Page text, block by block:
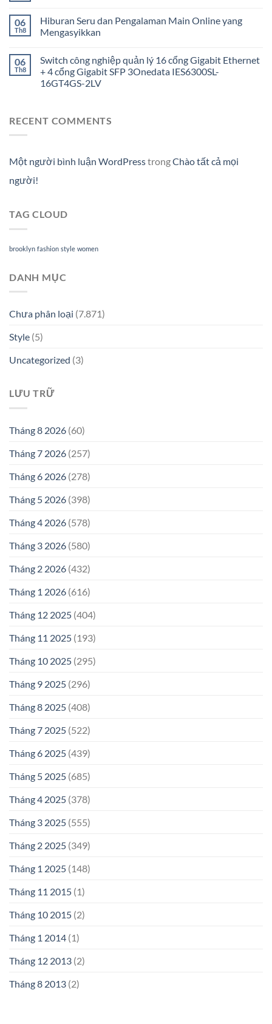
06
Th8
Hiburan Seru dan Pengalaman Main Online yang
Mengasyikkan
06
Th8
Switch công nghiệp quản lý 16 cổng Gigabit Ethernet
+ 4 cổng Gigabit SFP 3Onedata IES6300SL-
16GT4GS-2LV
RECENT COMMENTS
Một người bình luận WordPresstrongChào tất cả mọi
người!
TAG CLOUD
brooklyn fashion style women
DANH MỤC
Chưa phân loại (7.871)
Style (5)
Uncategorized (3)
LƯU TRỮ
Tháng 8 2026 (60)
Tháng 7 2026 (257)
Tháng 6 2026 (278)
Tháng 5 2026 (398)
Tháng 4 2026 (578)
Tháng 3 2026 (580)
Tháng 2 2026 (432)
Tháng 1 2026 (616)
Tháng 12 2025 (404)
Tháng 11 2025 (193)
Tháng 10 2025 (295)
Tháng 9 2025 (296)
Tháng 8 2025 (408)
Tháng 7 2025 (522)
Tháng 6 2025 (439)
Tháng 5 2025 (685)
Tháng 4 2025 (378)
Tháng 3 2025 (555)
Tháng 2 2025 (349)
Tháng 1 2025 (148)
Tháng 11 2015 (1)
Tháng 10 2015 (2)
Tháng 1 2014 (1)
Tháng 12 2013 (2)
Tháng 8 2013 (2)